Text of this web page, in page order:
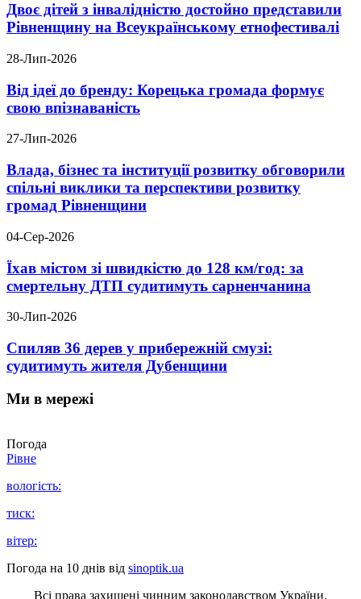
Двоє дітей з інвалідністю достойно представили
Рівненщину на Всеукраїнському етнофестивалі
28-Лип-2026
Від ідеї до бренду: Корецька громада формує
свою впізнаваність
27-Лип-2026
Влада, бізнес та інституції розвитку обговорили
спільні виклики та перспективи розвитку
громад Рівненщини
04-Сер-2026
Їхав містом зі швидкістю до 128 км/год: за
смертельну ДТП судитимуть сарненчанина
30-Лип-2026
Спиляв 36 дерев у прибережній смузі:
судитимуть жителя Дубенщини
Ми в мережі
Погода
Рівне
вологість:
тиск:
вітер:
Погода на 10 днів від sinoptik.ua
Всі права захищені чинним законодавством України.